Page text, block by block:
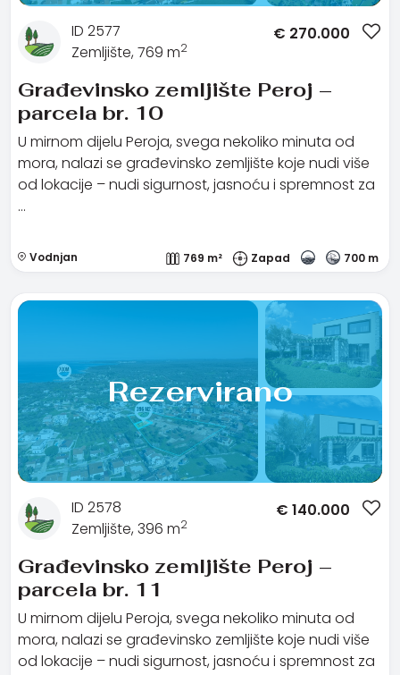
ID 2577
Zemljište, 769 m2
€ 270.000
Građevinsko zemljište Peroj –
parcela br. 10
U mirnom dijelu Peroja, svega nekoliko minuta od
mora, nalazi se građevinsko zemljište koje nudi više
od lokacije – nudi sigurnost, jasnoću i spremnost za
…
Vodnjan 769 m² Zapad 700 m
Rezervirano
ID 2578
Zemljište, 396 m2
€ 140.000
Građevinsko zemljište Peroj –
parcela br. 11
U mirnom dijelu Peroja, svega nekoliko minuta od
mora, nalazi se građevinsko zemljište koje nudi više
od lokacije – nudi sigurnost, jasnoću i spremnost za